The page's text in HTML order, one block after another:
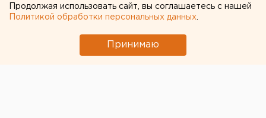
Бойцы московского ОМОНа записали необычное
видео, чтобы поддержать Полину Гагарину на
«Евровидении-2015», передает корреспондент
Продолжая использовать сайт, вы соглашаетесь с нашей
Политикой обработки персональных данных
Принимаю